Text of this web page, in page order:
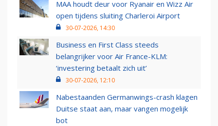
MAA houdt deur voor Ryanair en Wizz Air
open tijdens sluiting Charleroi Airport
30-07-2026, 14:30
Business en First Class steeds
belangrijker voor Air France-KLM:
‘investering betaalt zich uit’
30-07-2026, 12:10
Nabestaanden Germanwings-crash klagen
Duitse staat aan, maar vangen mogelijk
bot